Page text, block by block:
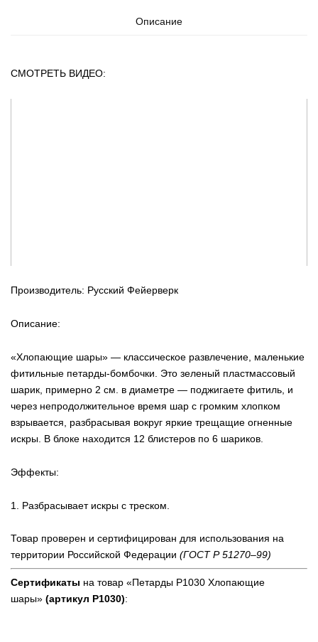
Описание
СМОТРЕТЬ ВИДЕО:
Производитель: Русский Фейерверк
Описание:
«Хлопающие шары» — классическое развлечение, маленькие
фитильные петарды-бомбочки. Это зеленый пластмассовый
шарик, примерно 2 см. в диаметре — поджигаете фитиль, и
через непродолжительное время шар с громким хлопком
взрывается, разбрасывая вокруг яркие трещащие огненные
искры. В блоке находится 12 блистеров по 6 шариков.
Эффекты:
1. Разбрасывает искры с треском.
Товар проверен и сертифицирован для использования на
территории Российской Федерации (ГОСТ Р 51270–99)
Сертификаты на товар «Петарды Р1030 Хлопающие
шары» (артикул Р1030):